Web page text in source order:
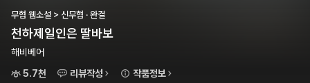
무협 웹소설 > 신무협 · 완결
천하제일인은 딸바보
해비베어
5.7천
리뷰작성 작품정보